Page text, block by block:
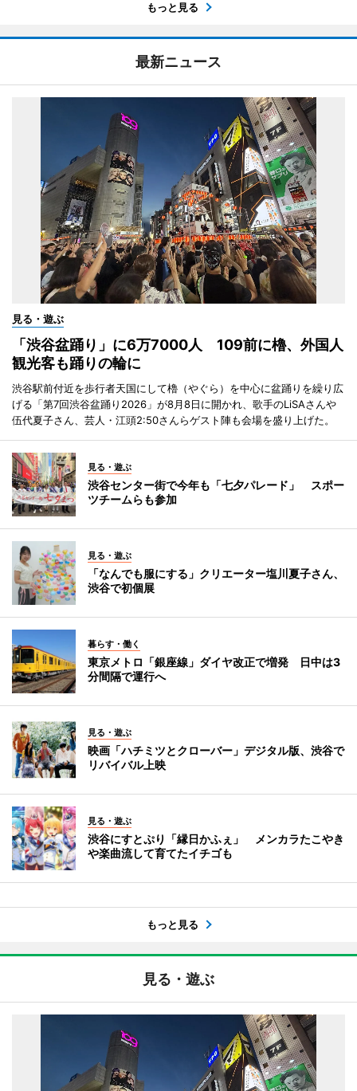
もっと見る
最新ニュース
見る・遊ぶ
「渋谷盆踊り」に6万7000人 109前に櫓、外国人
観光客も踊りの輪に
渋谷駅前付近を歩行者天国にして櫓（やぐら）を中心に盆踊りを繰り広
げる「第7回渋谷盆踊り2026」が8月8日に開かれ、歌手のLiSAさんや
伍代夏子さん、芸人・江頭2:50さんらゲスト陣も会場を盛り上げた。
見る・遊ぶ
渋谷センター街で今年も「七夕パレード」 スポー
ツチームらも参加
見る・遊ぶ
「なんでも服にする」クリエーター塩川夏子さん、
渋谷で初個展
暮らす・働く
東京メトロ「銀座線」ダイヤ改正で増発 日中は3
分間隔で運行へ
見る・遊ぶ
映画「ハチミツとクローバー」デジタル版、渋谷で
リバイバル上映
見る・遊ぶ
渋谷にすとぷり「縁日かふぇ」 メンカラたこやき
や楽曲流して育てたイチゴも
もっと見る
見る・遊ぶ